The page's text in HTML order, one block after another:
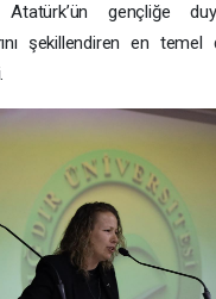
gençliğe
şekillendiren en